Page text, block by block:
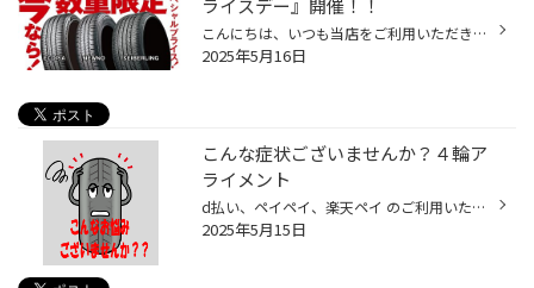
ライスデー』開催！！
こんにちは、いつも当店をご利用いただきましてありがとうございます。 本日より、コクピット・タイヤ館におきまして、 期間限定！ サイズ限定！！ 数量限定！！！ お得にお買い求めいただける、「タイヤスペシャルプライスデー」がスタートします！ お得なタイヤのご紹介！！ ワゴンR、N-BOX、タン...
2025年5月16日
こんな症状ございませんか？４輪ア
ライメント
d払い、ペイペイ、楽天ペイ のご利用いただけます。タイヤ館アプリダウンロードでお得にタイヤGET‼ こちらから 当店のホームページご覧いただき 誠にありがとうございますm(__)m こんな症状の方お見えになりませんか？ ●タイヤ交換をしたら何かフィーリングが違う、しっくりこない！？ ●タイヤ交換...
2025年5月15日